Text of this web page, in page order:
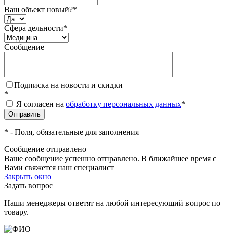
Ваш объект новый?*
Сфера дельности*
Сообщение
Подписка на новости и скидки
*
Я согласен на обработку персональных данных*
* - Поля, обязательные для заполнения
Сообщение отправлено
Ваше сообщение успешно отправлено. В ближайшее время с
Вами свяжется наш специалист
Закрыть окно
Задать вопрос
Наши менеджеры ответят на любой интересующий вопрос по
товару.